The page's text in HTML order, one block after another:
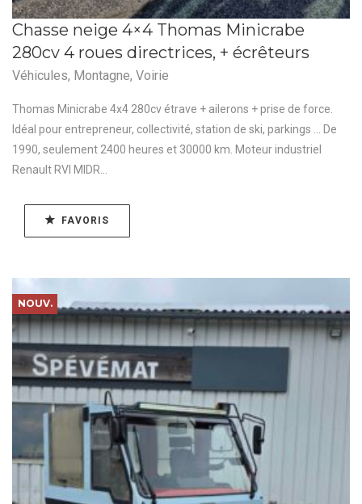
Chasse neige 4×4 Thomas Minicrabe
280cv 4 roues directrices, + écrêteurs
Véhicules, Montagne, Voirie
Thomas Minicrabe 4x4 280cv étrave + ailerons + prise de force.
Idéal pour entrepreneur, collectivité, station de ski, parkings ... De
1990, seulement 2400 heures et 30000 km. Moteur industriel
Renault RVI MIDR...
FAVORIS
NOUV.